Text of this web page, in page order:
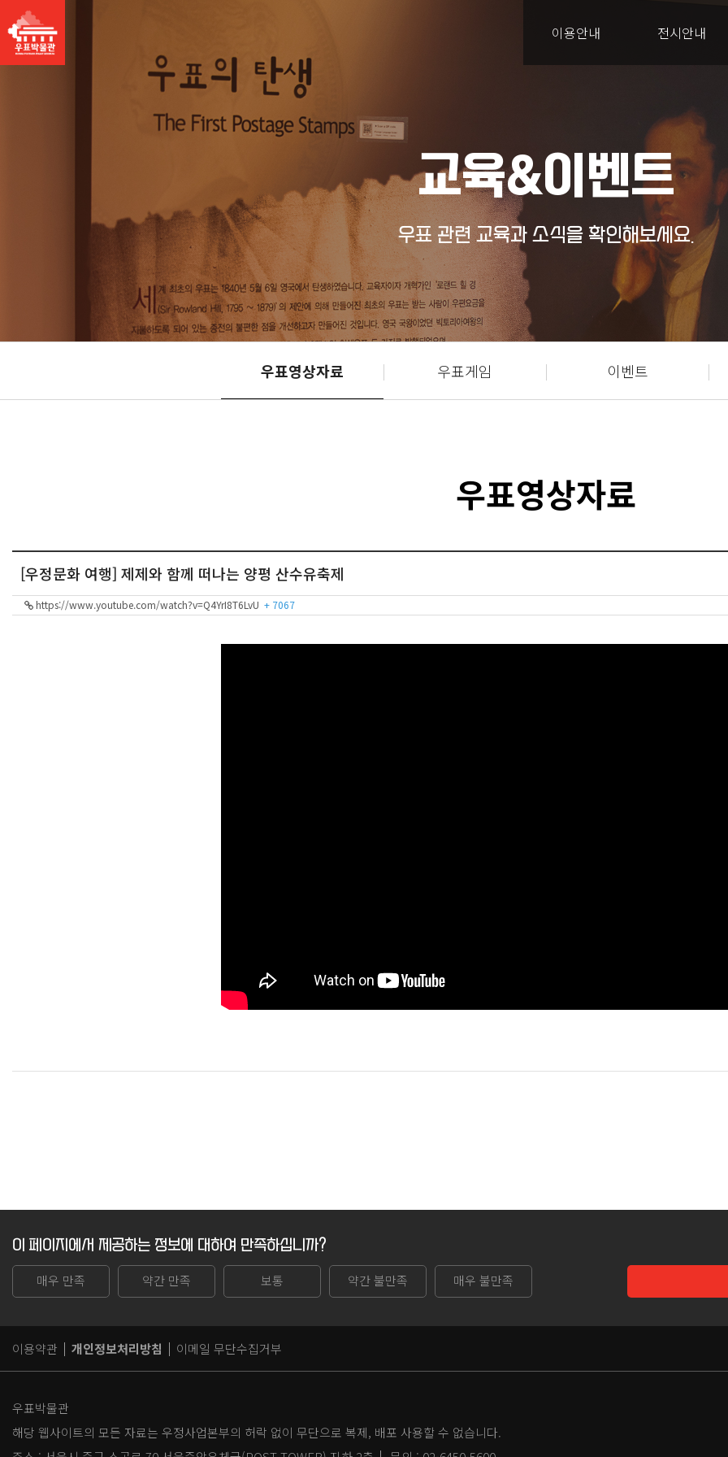
이용안내 전시안내
교육&이벤트
우표 관련 교육과 소식을 확인해보세요.
우표영상자료 우표게임 이벤트
우표영상자료
[우정문화 여행] 제제와 함께 떠나는 양평 산수유축제
https://www.youtube.com/watch?v=Q4YrI8T6LvU + 7067
이 페이지에서 제공하는 정보에 대하여 만족하십니까?
매우 만족 약간 만족 보통 약간 불만족 매우 불만족
이용약관 개인정보처리방침 이메일 무단수집거부
우표박물관
해당 웹사이트의 모든 자료는 우정사업본부의 허락 없이 무단으로 복제, 배포 사용할 수 없습니다.